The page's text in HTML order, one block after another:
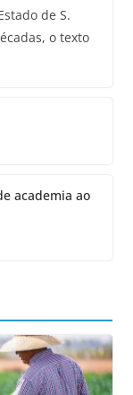
de S.
o texto
academia ao